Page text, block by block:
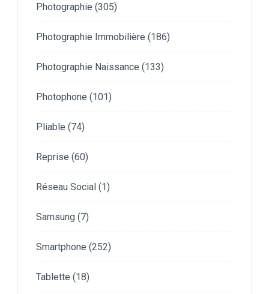
Photographie (305)
Photographie Immobilière (186)
Photographie Naissance (133)
Photophone (101)
Pliable (74)
Reprise (60)
Réseau Social (1)
Samsung (7)
Smartphone (252)
Tablette (18)